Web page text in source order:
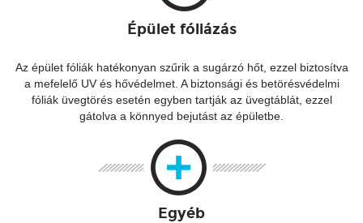
Épület fóliázás
Az épület fóliák hatékonyan szűrik a sugárzó hőt, ezzel biztosítva
a mefelelő UV és hővédelmet. A biztonsági és betörésvédelmi
fóliák üvegtörés esetén egyben tartják az üvegtáblát, ezzel
gátolva a könnyed bejutást az épületbe.
Egyéb